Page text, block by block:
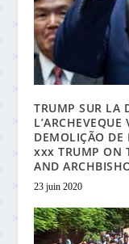
TRUMP SUR LA
DEMOLIÇÃO DE
xxx TRUMP ON
AND
23 juin 2020